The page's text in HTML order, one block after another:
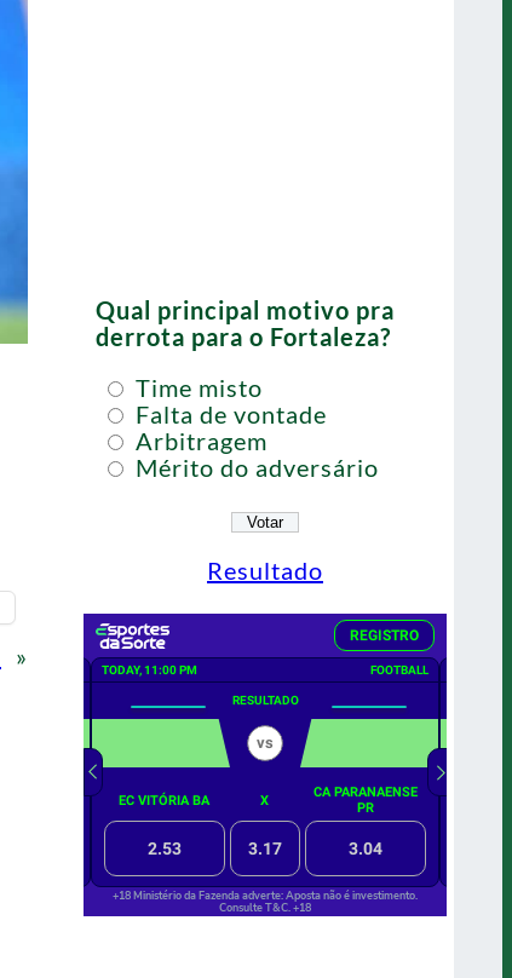
»
Qual principal motivo pra
derrota para o Fortaleza?
Time misto
Falta de vontade
Arbitragem
Mérito do adversário
Resultado